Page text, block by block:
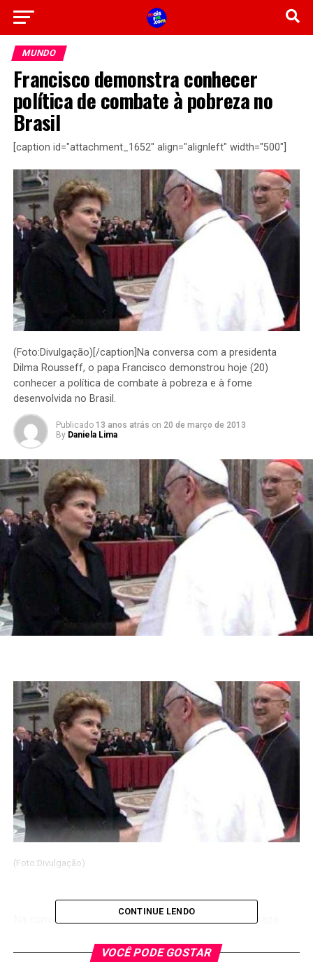
MUNDO
Francisco demonstra conhecer
política de combate à pobreza no
Brasil
[caption id="attachment_1652" align="alignleft" width="500"]
(Foto:Divulgação)[/caption]Na conversa com a presidenta
Dilma Rousseff, o papa Francisco demonstrou hoje (20)
conhecer a política de combate à pobreza e à fome
desenvolvida no Brasil.
Publicado 13 anos atrás on 20 de março de 2013
By Daniela Lima
(Foto:Divulgação)
Na conversa com a presidenta Dilma Rousseff, o papa
combate à pobreza e à fome desenvolvida no Brasil.
CONTINUE LENDO
VOCÊ PODE GOSTAR